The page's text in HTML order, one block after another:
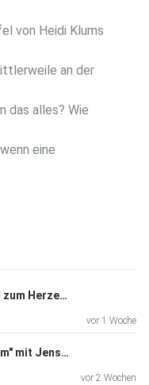
von Heidi Klums
an der
das alles? Wie
eine
und anderen
Re-Release: "Ausschnitt bis zum Herzen" mit Cora Frost
vor 1 Woche
Re-Release: "Boa in der Tram" mit Jens Dobler
vor 2 Wochen